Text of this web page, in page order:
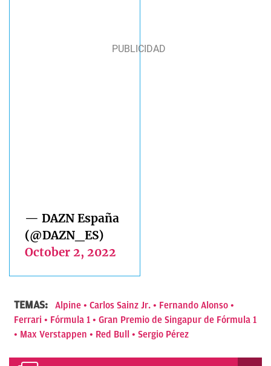
— DAZN España
(@DAZN_ES)
October 2, 2022
TEMAS: Alpine Carlos Sainz Jr.
Fernando Alonso
Ferrari
Fórmula 1
Gran Premio de Singapur de Fórmula 1
Max Verstappen
Red Bull Sergio Pérez